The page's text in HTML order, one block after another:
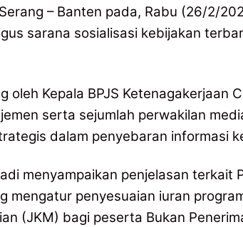
– Banten pada, Rabu (26/2/
sarana sosialisasi kebijakan
Kepala BPJS Ketenagakerjaan
serta sejumlah perwakilan
dalam penyebaran informasi
menyampaikan penjelasan terkait
mengatur penyesuaian iuran
(JKM) bagi peserta Bukan